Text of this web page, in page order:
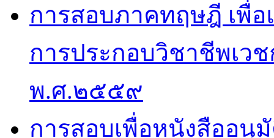
การสอบภาคทฤษฎี เพื่
การประกอบวิชาชีพเว
พ.ศ.๒๕๕๙
การสอบเพื่อหนังสืออนุ